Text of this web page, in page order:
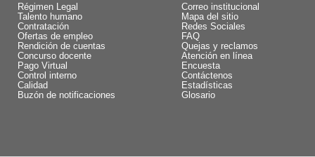
Régimen Legal
Talento humano
Contratación
Ofertas de empleo
Rendición de cuentas
Concurso docente
Pago Virtual
Control interno
Calidad
Buzón de notificaciones
Correo institucional
Mapa del sitio
Redes Sociales
FAQ
Quejas y reclamos
Atención en línea
Encuesta
Contáctenos
Estadísticas
Glosario